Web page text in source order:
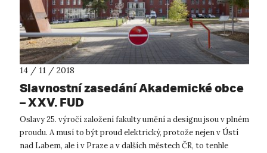
14 / 11 / 2018
Slavnostní zasedání Akademické obce
– XXV. FUD
Oslavy 25. výročí založení fakulty umění a designu jsou v plném
proudu. A musí to být proud elektrický, protože nejen v Ústí
nad Labem, ale i v Praze a v dalších městech ČR, to tenhle